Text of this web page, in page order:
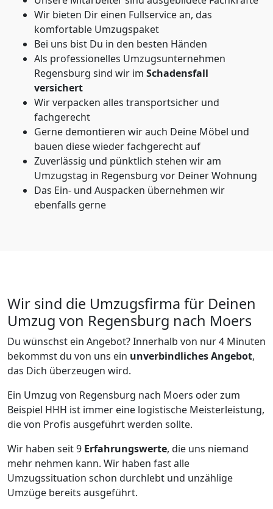
Wir bieten Dir einen Fullservice an, das
komfortable Umzugspaket
Bei uns bist Du in den besten Händen
Als professionelles Umzugsunternehmen
Regensburg sind wir im Schadensfall
versichert
Wir verpacken alles transportsicher und
fachgerecht
Gerne demontieren wir auch Deine Möbel und
bauen diese wieder fachgerecht auf
Zuverlässig und pünktlich stehen wir am
Umzugstag in Regensburg vor Deiner Wohnung
Das Ein- und Auspacken übernehmen wir
ebenfalls gerne
Wir sind die Umzugsfirma für Deinen
Umzug von Regensburg nach Moers
Du wünschst ein Angebot? Innerhalb von nur 4 Minuten
bekommst du von uns ein unverbindliches Angebot,
das Dich überzeugen wird.
Ein Umzug von Regensburg nach Moers oder zum
Beispiel HHH ist immer eine logistische Meisterleistung,
die von Profis ausgeführt werden sollte.
Wir haben seit9 Erfahrungswerte, die uns niemand
mehr nehmen kann. Wir haben fast alle
Umzugssituation schon durchlebt und unzählige
Umzüge bereits ausgeführt.